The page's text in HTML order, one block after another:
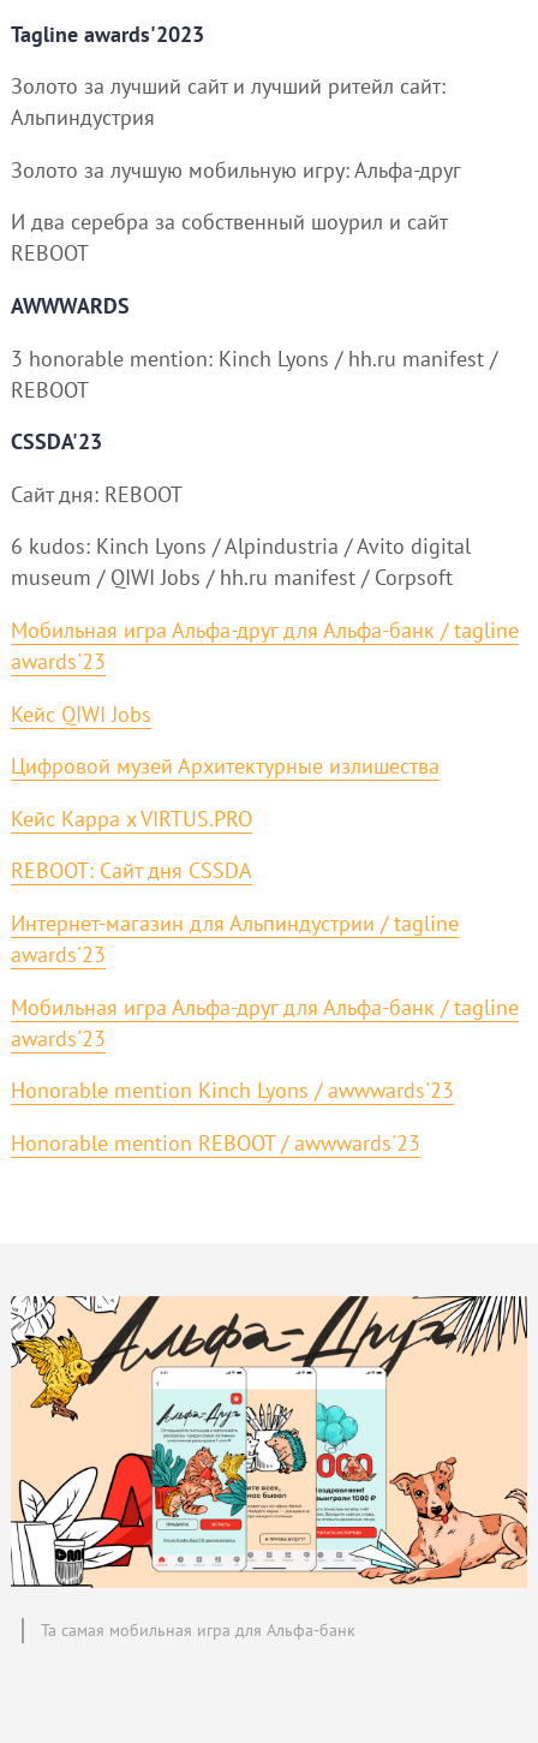
Tagline awards'2023
Золото за лучший сайт и лучший ритейл сайт:
Альпиндустрия
Золото за лучшую мобильную игру: Альфа-друг
И два серебра за собственный шоурил и сайт
REBOOT
AWWWARDS
3 honorable mention: Kinch Lyons / hh.ru manifest /
REBOOT
CSSDA'23
Сайт дня: REBOOT
6 kudos: Kinch Lyons / Alpindustria / Avito digital
museum / QIWI Jobs / hh.ru manifest / Corpsoft
Мобильная игра Альфа-друг для Альфа-банк / tagline
awards'23
Кейс QIWI Jobs
Цифровой музей Архитектурные излишества
Кейс Kappa x VIRTUS.PRO
REBOOT: Сайт дня CSSDA
Интернет-магазин для Альпиндустрии / tagline
awards'23
Мобильная игра Альфа-друг для Альфа-банк / tagline
awards'23
Honorable mention Kinch Lyons / awwwards'23
Honorable mention REBOOT / awwwards'23
Та самая мобильная игра для Альфа-банк